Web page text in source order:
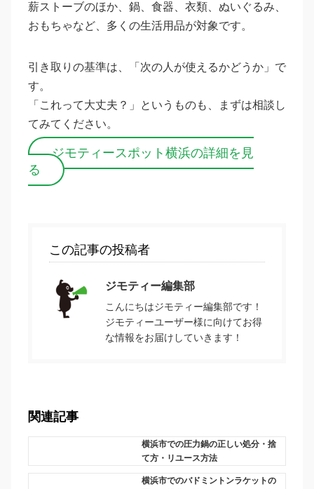
薪ストーブのほか、鍋、食器、衣類、ぬいぐるみ、
おもちゃなど、多くの生活用品が対象です。
引き取りの基準は、「次の人が使えるかどうか」で
す。
「これって大丈夫？」というものも、まずは相談し
てみてください。
ジモティースポット横浜の詳細を見
る
この記事の投稿者
ジモティー編集部
こんにちはジモティー編集部です！
ジモティーユーザー様に向けてお得
な情報をお届けしていきます！
関連記事
横浜市での圧力鍋の正しい処分・捨
て方・リユース方法
横浜市でのバドミントンラケットの